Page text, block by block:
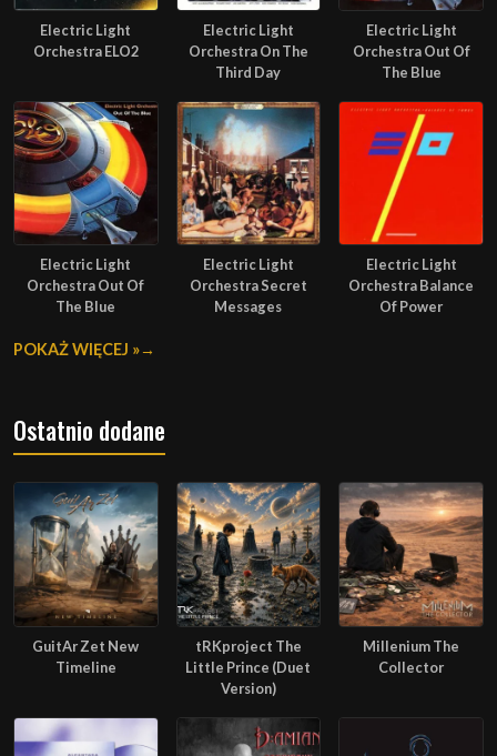
Electric Light
Orchestra ELO2
Electric Light
Orchestra On The
Third Day
Electric Light
Orchestra Out Of
The Blue
Electric Light
Orchestra Out Of
The Blue
Electric Light
Orchestra Secret
Messages
Electric Light
Orchestra Balance
Of Power
POKAŻ WIĘCEJ »
Ostatnio dodane
GuitAr Zet New
Timeline
tRKproject The
Little Prince (Duet
Version)
Millenium The
Collector